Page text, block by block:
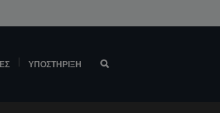
ΥΠΟΣΤΉΡΙΞΗ